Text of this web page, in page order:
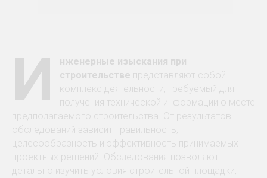
И
нженерные изыскания при
строительстве представляют собой
комплекс деятельности, требуемый для
получения технической информации о месте
предполагаемого строительства. От результатов
обследований зависит правильность,
целесообразность и эффективность принимаемых
проектных решений. Обследования позволяют
детально изучить условия строительной площадки,